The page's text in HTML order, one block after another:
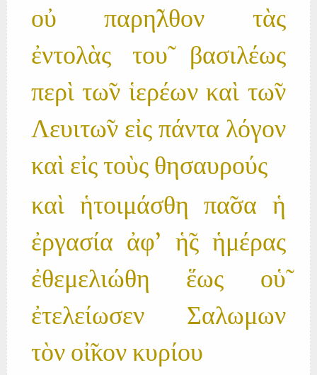
οὐ παρη̃λθον τὰς
ἐντολὰς του̃ βασιλέως
περὶ τω̃ν ἱερέων καὶ τω̃ν
Λευιτω̃ν εἰς πάντα λόγον
καὶ εἰς τοὺς θησαυρούς
καὶ ἡτοιμάσθη πα̃σα ἡ
ἐργασία ἀφ' ἡ̃ς ἡμέρας
ἐθεμελιώθη ἕως οὑ̃
ἐτελείωσεν Σαλωμων
τὸν οἰ̃κον κυρίου